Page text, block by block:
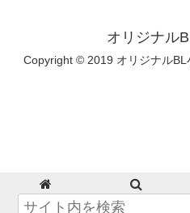
オリジナル
Copyright © 2019 オリジナルBL
ホーム